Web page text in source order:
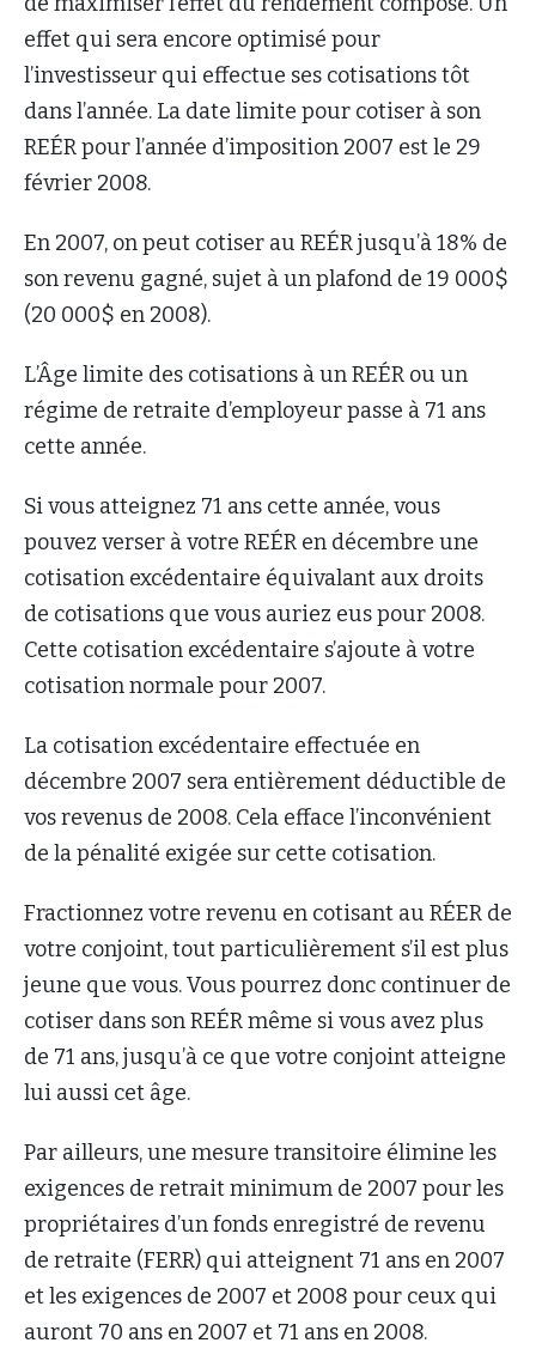
effet qui sera encore optimisé pour
l’investisseur qui effectue ses cotisations tôt
dans l’année. La date limite pour cotiser à son
REÉR pour l’année d’imposition 2007 est le 29
février 2008.
En 2007, on peut cotiser au REÉR jusqu’à 18% de
son revenu gagné, sujet à un plafond de 19 000$
(20 000$ en 2008).
L’Âge limite des cotisations à un REÉR ou un
régime de retraite d’employeur passe à 71 ans
cette année.
Si vous atteignez 71 ans cette année, vous
pouvez verser à votre REÉR en décembre une
cotisation excédentaire équivalant aux droits
de cotisations que vous auriez eus pour 2008.
Cette cotisation excédentaire s’ajoute à votre
cotisation normale pour 2007.
La cotisation excédentaire effectuée en
décembre 2007 sera entièrement déductible de
vos revenus de 2008. Cela efface l’inconvénient
de la pénalité exigée sur cette cotisation.
Fractionnez votre revenu en cotisant au RÉER de
votre conjoint, tout particulièrement s’il est plus
jeune que vous. Vous pourrez donc continuer de
cotiser dans son REÉR même si vous avez plus
de 71 ans, jusqu’à ce que votre conjoint atteigne
lui aussi cet âge.
Par ailleurs, une mesure transitoire élimine les
exigences de retrait minimum de 2007 pour les
propriétaires d’un fonds enregistré de revenu
de retraite (FERR) qui atteignent 71 ans en 2007
et les exigences de 2007 et 2008 pour ceux qui
auront 70 ans en 2007 et 71 ans en 2008.